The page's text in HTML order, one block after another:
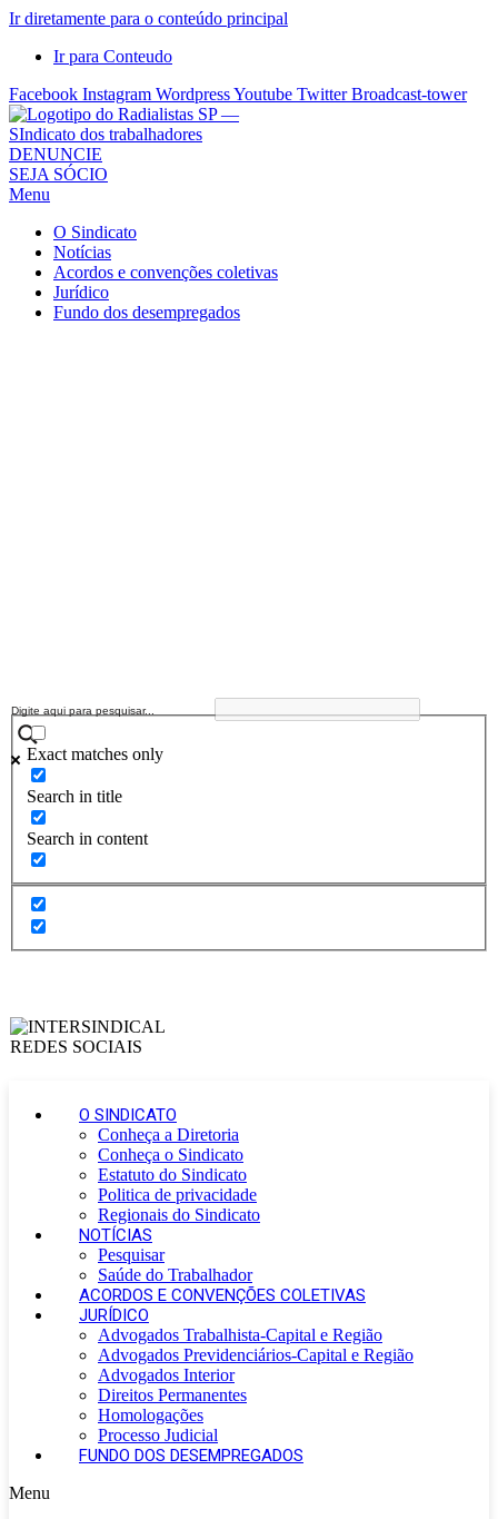
Ir diretamente para o conteúdo principal
Ir para Conteudo
Facebook Instagram WordpressYoutube Twitter Broadcast-tower
Sindicato
dos
Radialistas
São
Paulo
Sindicato
DENUNCIE
SEJA SÓCIO
Menu
O Sindicato
Notícias
Acordos e convenções coletivas
Jurídico
Fundo dos desempregados
Exact matches only
Search in title
Search in content
O SINDICATO
Conheça a Diretoria
Conheça o Sindicato
Estatuto do Sindicato
Politica de privacidade
Regionais do Sindicato
NOTÍCIAS
Pesquisar
Saúde do Trabalhador
ACORDOS E CONVENÇÕES COLETIVAS
JURÍDICO
Advogados Trabalhista-Capital e Região
Advogados Previdenciários-Capital e Região
Advogados Interior
Direitos Permanentes
Homologações
Processo Judicial
FUNDO DOS DESEMPREGADOS
Menu